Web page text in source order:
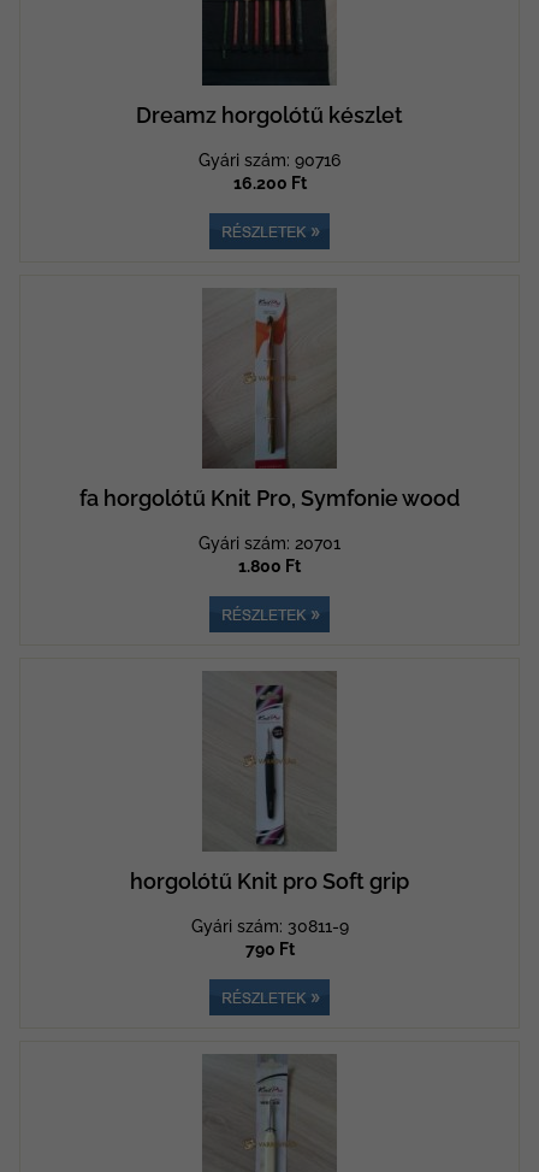
Dreamz horgolótű készlet
Gyári szám: 90716
16.200 Ft
fa horgolótű Knit Pro, Symfonie wood
Gyári szám: 20701
1.800 Ft
horgolótű Knit pro Soft grip
Gyári szám: 30811-9
790 Ft